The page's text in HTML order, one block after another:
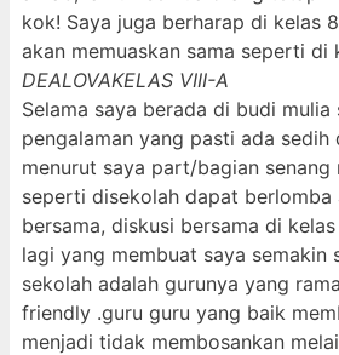
kok! Saya juga berharap di kelas
akan memuaskan sama seperti di
DEALOVAKELAS VIII-A
Selama saya berada di budi mulia
pengalaman yang pasti ada sedih
menurut saya part/bagian senang
seperti disekolah dapat berlomba
bersama, diskusi bersama di
lagi yang membuat saya semakin
sekolah adalah gurunya yang
friendly .guru guru yang baik
menjadi tidak membosankan